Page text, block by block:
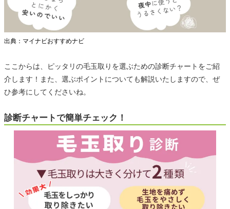
出典：マイナビおすすめナビ
ここからは、ピッタリの毛玉取りを選ぶための診断チャートをご紹
介します！また、選ぶポイントについても解説いたしますので、ぜ
ひ参考にしてくださいね。
診断チャートで簡単チェック！